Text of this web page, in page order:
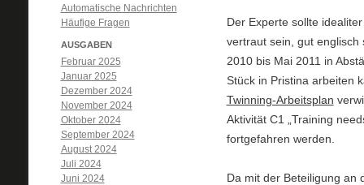
Der Experte sollte
vertraut sein, gut
2010 bis Mai 2011 in
Stück in Pristina arbeiten
Twinning-Arbeitsplan
Aktivität C1 „Training
fortgefahren werden.
Da mit der Beteiligung an
Automatische Nachrichten
Häufige Fragen
AUSGABEN
Februar 2025
Januar 2025
Dezember 2024
November 2024
Oktober 2024
September 2024
August 2024
Juli 2024
Juni 2024